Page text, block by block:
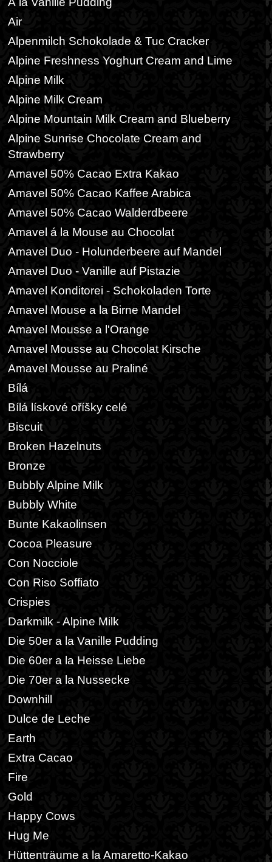
Air
Alpenmilch Schokolade & Tuc Cracker
Alpine Freshness Yoghurt Cream and Lime
Alpine Milk
Alpine Milk Cream
Alpine Mountain Milk Cream and Blueberry
Alpine Sunrise Chocolate Cream and
Strawberry
Amavel 50% Cacao Extra Kakao
Amavel 50% Cacao Kaffee Arabica
Amavel 50% Cacao Walderdbeere
Amavel á la Mouse au Chocolat
Amavel Duo - Holunderbeere auf Mandel
Amavel Duo - Vanille auf Pistazie
Amavel Konditorei - Schokoladen Torte
Amavel Mouse a la Birne Mandel
Amavel Mousse a l'Orange
Amavel Mousse au Chocolat Kirsche
Amavel Mousse au Praliné
Bílá
Bílá lískové oříšky celé
Biscuit
Broken Hazelnuts
Bronze
Bubbly Alpine Milk
Bubbly White
Bunte Kakaolinsen
Cocoa Pleasure
Con Nocciole
Con Riso Soffiato
Crispies
Darkmilk - Alpine Milk
Die 50er a la Vanille Pudding
Die 60er a la Heisse Liebe
Die 70er a la Nussecke
Downhill
Dulce de Leche
Earth
Extra Cacao
Fire
Gold
Happy Cows
Hug Me
Hüttenträume a la Amaretto-Kakao